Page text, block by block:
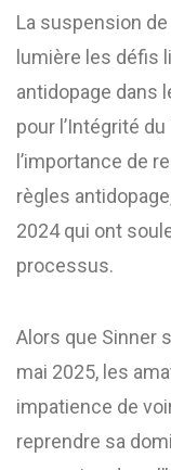
La suspension
lumière les défis
antidopage dans
pour l’Intégrité
l’importance de
règles
2024 qui ont
processus. ​
Alors que Sinner
mai 2025, les
impatience de
reprendre sa